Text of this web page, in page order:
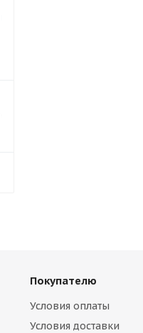
Покупателю
Условия оплаты
Условия доставки